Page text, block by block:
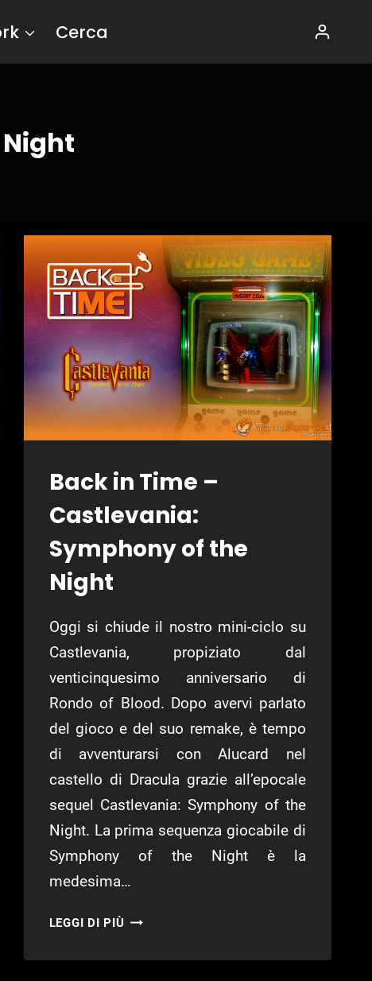
Cerca
Back in Time –
Castlevania:
Symphony of the
Night
Oggi si chiude il nostro mini-ciclo su
Castlevania, propiziato dal
venticinquesimo anniversario di
Rondo of Blood. Dopo avervi parlato
del gioco e del suo remake, è tempo
di avventurarsi con Alucard nel
castello di Dracula grazie all’epocale
sequel Castlevania: Symphony of the
Night. La prima sequenza giocabile di
Symphony of the Night è la
medesima…
LEGGI DI PIÙ BACK
TIME